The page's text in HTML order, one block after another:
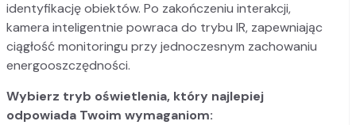
identyfikację obiektów. Po zakończeniu interakcji,
kamera inteligentnie powraca do trybu IR, zapewniając
ciągłość monitoringu przy jednoczesnym zachowaniu
energooszczędności.
Wybierz tryb oświetlenia, który najlepiej
odpowiada Twoim wymaganiom: